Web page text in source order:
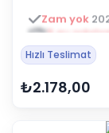
3 ay
Hızlı Teslimat
₺2.178,00